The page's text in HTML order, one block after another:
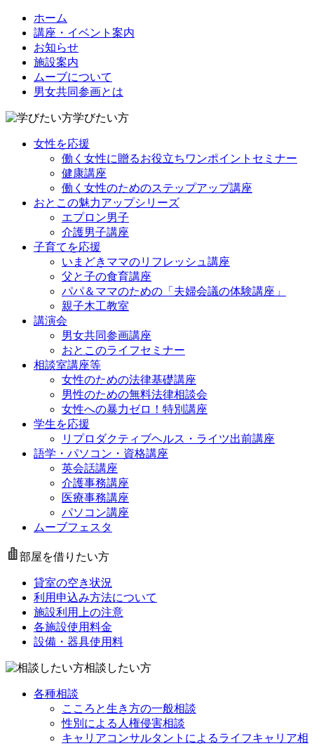
ホーム
講座・イベント案内
お知らせ
施設案内
ムーブについて
男女共同参画とは
学びたい方
女性を応援
働く女性に贈るお役立ちワンポイントセミナー
健康講座
働く女性のためのステップアップ講座
おとこの魅力アップシリーズ
エプロン男子
介護男子講座
子育てを応援
いまどきママのリフレッシュ講座
父と子の食育講座
パパ＆ママのための「夫婦会議の体験講座」
親子木工教室
講演会
男女共同参画講座
おとこのライフセミナー
相談室講座等
女性のための法律基礎講座
男性のための無料法律相談会
女性への暴力ゼロ！特別講座
学生を応援
リプロダクティブヘルス・ライツ出前講座
語学・パソコン・資格講座
英会話講座
介護事務講座
医療事務講座
パソコン講座
ムーブフェスタ
部屋を借りたい方
貸室の空き状況
利用申込み方法について
施設利用上の注意
各施設使用料金
設備・器具使用料
相談したい方
各種相談
こころと生き方の一般相談
性別による人権侵害相談
キャリアコンサルタントによるライフキャリア相